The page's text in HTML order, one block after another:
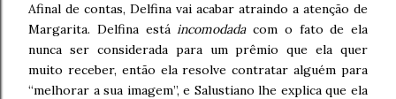
Afinal de contas, Delfina vai acabar atraindo a atenção de
Margarita. Delfina estáincomodadacom o fato de ela
nunca ser considerada para um prêmio que ela quer
muito receber, então ela resolve contratar alguém para
“melhorar a sua imagem”, e Salustiano lhe explica que ela